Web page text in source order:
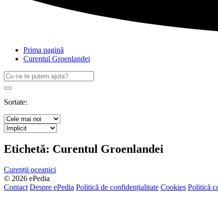
Prima pagină
Curentul Groenlandei
Caută
după:
Search
Sortate:
Etichetă: Curentul Groenlandei
Curenții oceanici
© 2026 ePedia
Contact Despre ePedia Politică de confidențialitate Cookies Politică